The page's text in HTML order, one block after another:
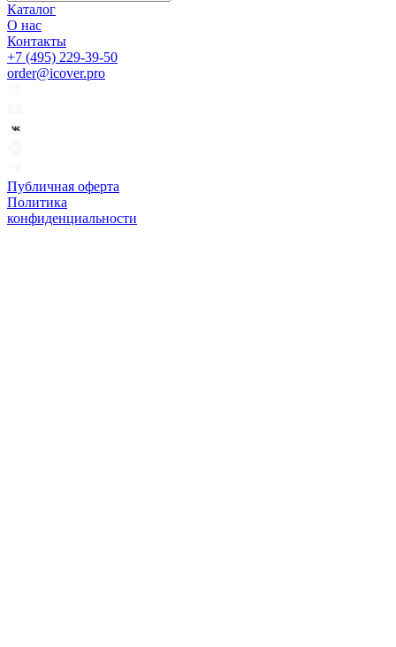
Каталог
О нас
Контакты
+7 (495) 229-39-50
order@icover.pro
Публичная оферта
Политика
конфиденциальности